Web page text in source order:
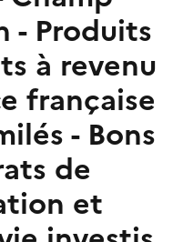
- Produits
à revenu
française
- Bons
de
et